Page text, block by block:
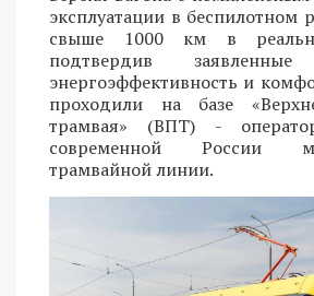
эксплуатации в беспилотном
свыше 1000 км в
подтвердив заявленные
энергоэффективность и
проходили на базе
трамвая» (ВПТ) -
современной России
трамвайной линии.